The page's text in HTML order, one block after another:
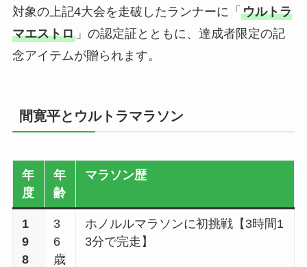
対象の上記4大会を走破したランナーに「 ウルトラ
マエストロ」の認定証とともに、達成者限定の記
念アイテムが贈られます。
間寛平とウルトラマラソン
年
度
年
齢
マラソン歴
1
9
8
3
6
歳
ホノルルマラソンに初挑戦【3時間1
3分で完走】